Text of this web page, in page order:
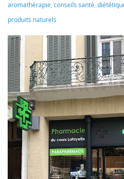
aromathérapie, conseils santé,
produits naturels